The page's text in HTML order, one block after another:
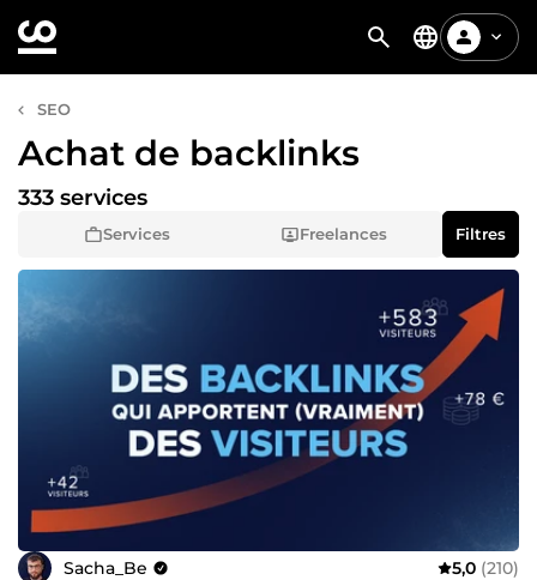
SEO
Achat de backlinks
Services Freelances
333 services
Filtres
Sacha_Be 5,0 (210)